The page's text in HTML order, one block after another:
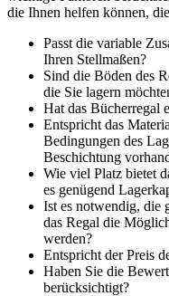
die Ihnen helfen können,
Passt die variable
Ihren Stellmaßen?
Sind die Böden des
die Sie lagern
Hat das Bücherregal
Entspricht das
Bedingungen des
Beschichtung
Wie viel Platz bietet
es genügend
Ist es notwendig, die
das Regal die
werden?
Entspricht der Preis
Haben Sie die
berücksichtigt?